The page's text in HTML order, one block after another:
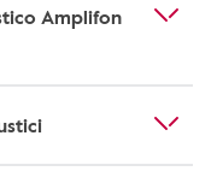
Amplifon